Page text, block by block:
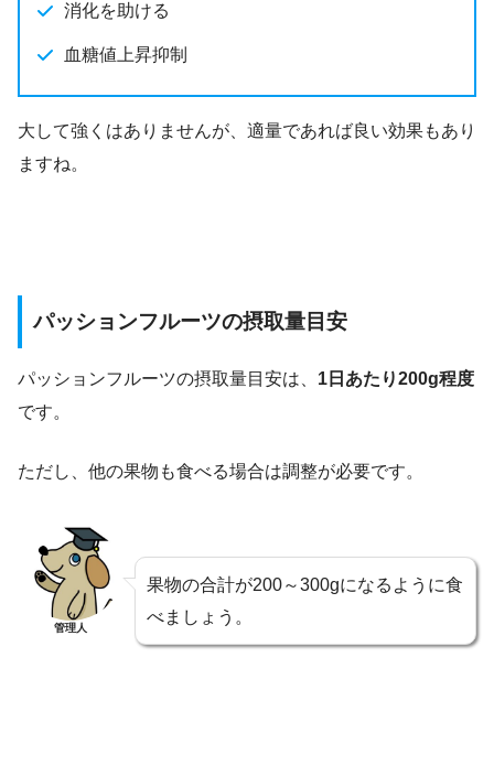
消化を助ける
血糖値上昇抑制
大して強くはありませんが、適量であれば良い効果もあり
ますね。
パッションフルーツの摂取量目安
パッションフルーツの摂取量目安は、 1日あたり200g程度
です。
ただし、他の果物も食べる場合は調整が必要です。
管理人
果物の合計が200～300gになるように食
べましょう。